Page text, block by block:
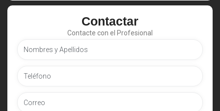
Contactar
Contacte con el Profesional